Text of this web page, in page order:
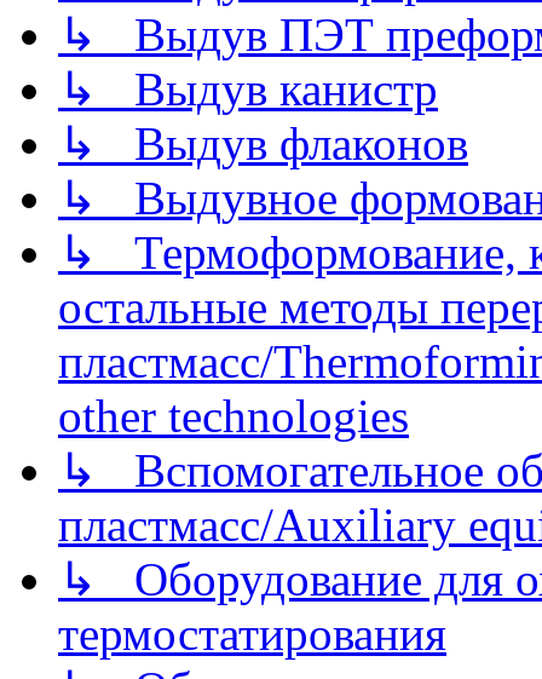
↳ Выдув ПЭТ
↳ Выдув канистр
↳ Выдув флаконов
↳ Выдувное
↳ Термоформование,
остальные методы
пластмасс/
other technologies
↳ Вспомогательное
пластмасс/Auxiliary
↳ Оборудование для
термостатирования